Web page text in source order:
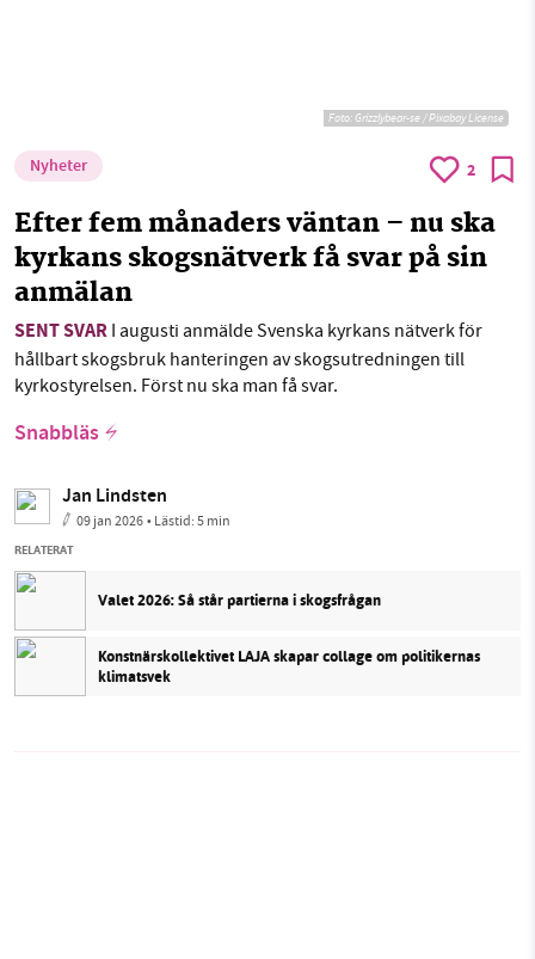
Foto: Grizzlybear-se / Pixabay License
Nyheter 2
Efter fem månaders väntan – nu ska
kyrkans skogsnätverk få svar på sin
anmälan
SENT SVAR I augusti anmälde Svenska kyrkans nätverk för
hållbart skogsbruk hanteringen av skogsutredningen till
kyrkostyrelsen. Först nu ska man få svar.
Snabbläs
Jan Lindsten
09 jan 2026• Lästid:5 min
RELATERAT
Valet 2026: Så står partierna i skogsfrågan
Konstnärskollektivet LAJA skapar collage om politikernas
klimatsvek